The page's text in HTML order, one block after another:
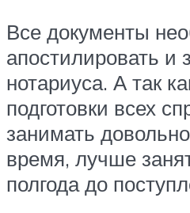
Все документы
апостилировать и
нотариуса. А так
подготовки всех
занимать
время, лучше
полгода до